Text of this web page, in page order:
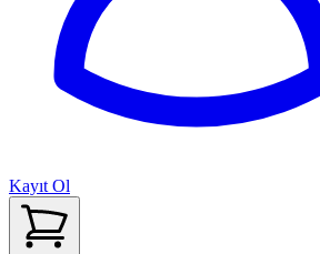
Kayıt Ol